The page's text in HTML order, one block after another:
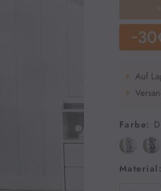
Auf
Farbe:
Material: